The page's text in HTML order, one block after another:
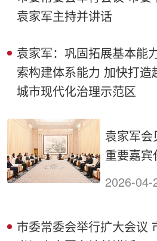
袁家军主持并讲话
袁家军：巩固拓展基本能
索构建体系能力 加快打造
城市现代化治理示范区
袁家军会
重要嘉宾
2026-04-
市委常委会举行扩大会议